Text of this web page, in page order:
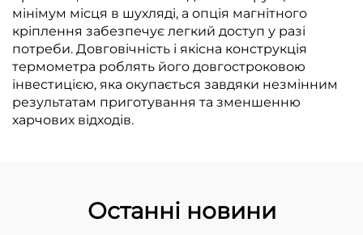
мінімум місця в шухляді, а опція магнітного
кріплення забезпечує легкий доступ у разі
потреби. Довговічність і якісна конструкція
термометра роблять його довгостроковою
інвестицією, яка окупається завдяки незмінним
результатам приготування та зменшенню
харчових відходів.
Останні новини